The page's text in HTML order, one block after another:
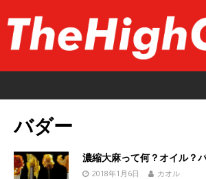
バダー
濃縮大麻って何？オイル？
2018年1月6日 カオル